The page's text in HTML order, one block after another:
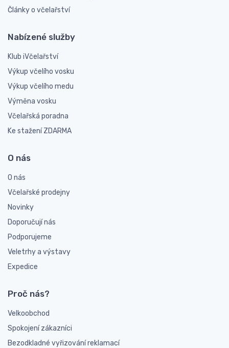
Články o včelařství
Nabízené služby
Klub iVčelařství
Výkup včelího vosku
Výkup včelího medu
Výměna vosku
Včelařská poradna
Ke stažení ZDARMA
O nás
O nás
Včelařské prodejny
Novinky
Doporučují nás
Podporujeme
Veletrhy a výstavy
Expedice
Proč nás?
Velkoobchod
Spokojení zákazníci
Bezodkladné vyřizování reklamací